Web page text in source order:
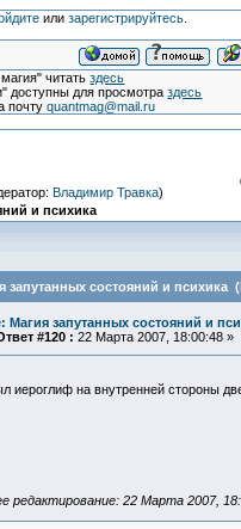
или зарегистрируйтесь.
читатьздесь
доступны для просмотраздесь
почтуquantmag@mail.ru
Владимир Травка)
и психика
запутанных состояний и психика
Магия запутанных состояний и
#120 : 22 Марта 2007, 18:00:48 »
иероглиф на внутренней стороны
редактирование: 22 Марта 2007,